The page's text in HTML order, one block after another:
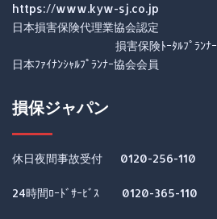
https://www.kyw-sj.co.jp
日本損害保険代理業協会認定
損害保険ﾄｰﾀﾙﾌﾟﾗﾝﾅｰ
日本ﾌｧｲﾅﾝｼｬﾙﾌﾟﾗﾝﾅｰ協会会員
損保ジャパン
休日夜間事故受付 0120-256-110
24時間ﾛｰﾄﾞｻｰﾋﾞｽ 0120-365-110